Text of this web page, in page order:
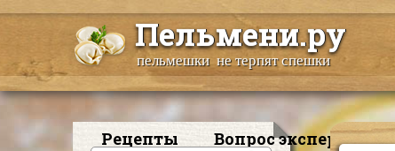
Пельмени.ру
пельмешки не терпят спешки
Рецепты Вопрос эксперту